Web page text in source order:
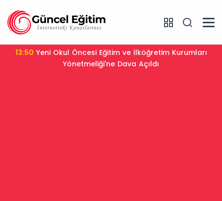
13:50
Yönetmeliği'ne Dava Açıldı